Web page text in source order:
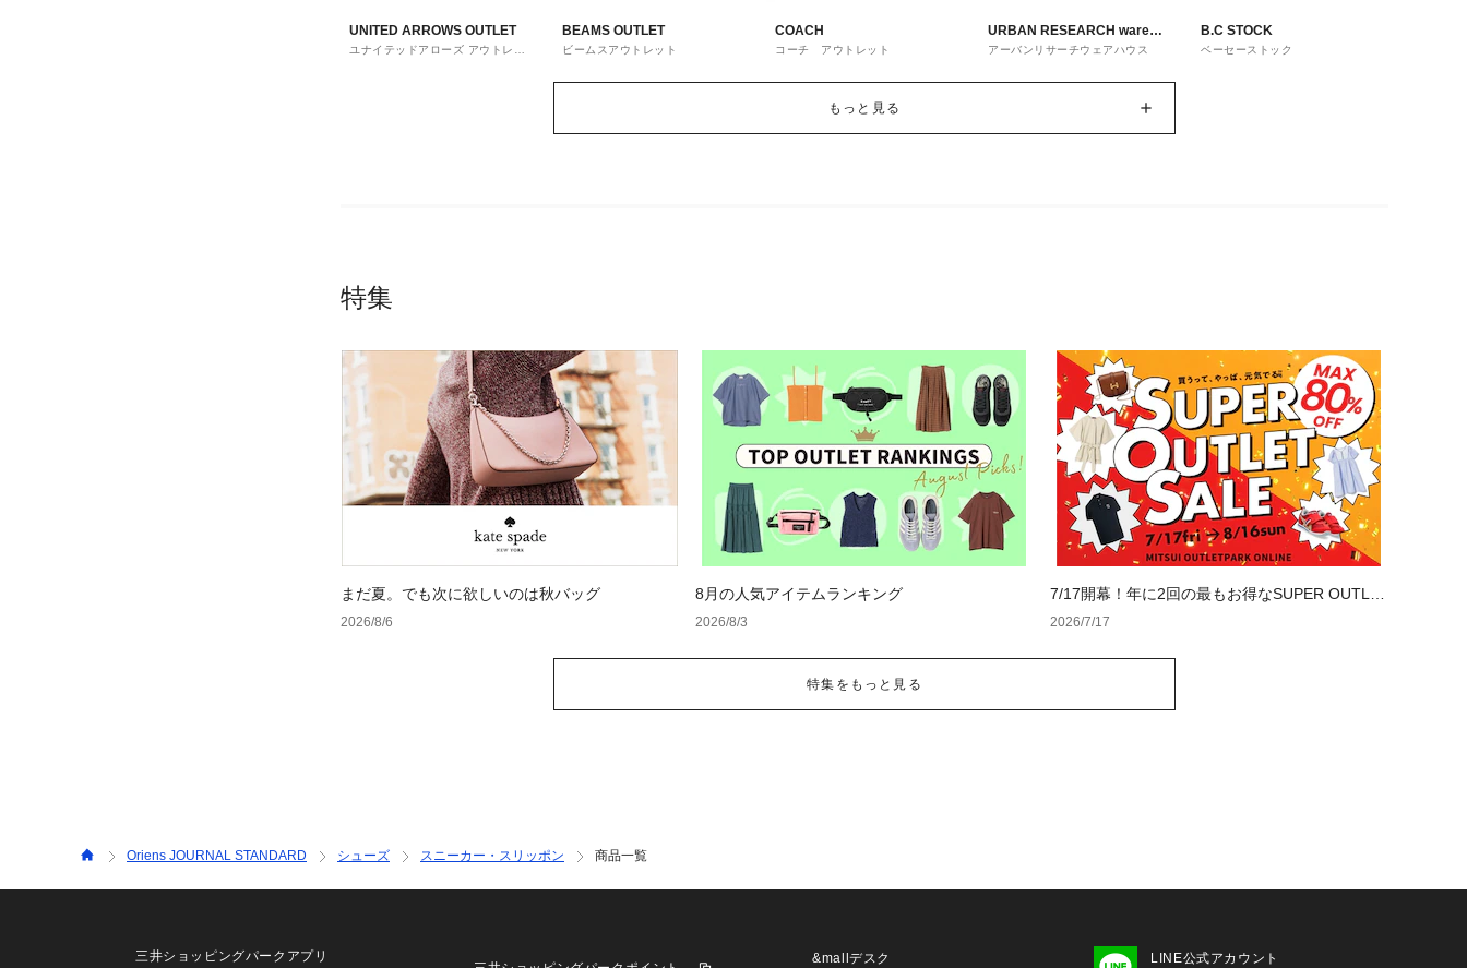
UNITED ARROWS OUTLET
ユナイテッドアローズ アウトレッ
BEAMS OUTLET
ビームスアウトレット
COACH
コーチ アウトレット
URBAN RESEARCH ware
house
アーバンリサーチウェアハウス
B.C STOCK
ベーセーストック
もっと見る
特集
まだ夏。でも次に欲しいのは秋バッグ
2026/8/6
8月の人気アイテムランキング
2026/8/3
7/17開幕！年に2回の最もお得なSUPER OUTLE
T SALE
2026/7/17
特集をもっと見る
Oriens JOURNAL STANDARD シューズ スニーカー・スリッポン 商品一覧
三井ショッピングパークアプリ &mallデスク LINE公式アカウント